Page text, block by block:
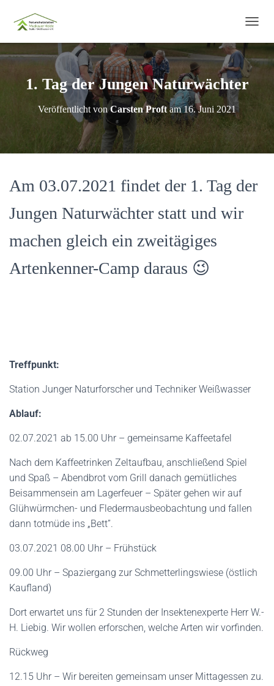
A
I
N
C
H
1. Tag der Jungen Naturwächter
Veröffentlicht vonCarsten Proftam16. Juni 2021
Am 03.07.2021 findet der 1. Tag der
Jungen Naturwächter statt und wir
machen gleich ein zweitägiges
Artenkenner-Camp daraus 😉
Treffpunkt:
Station Junger Naturforscher und Techniker Weißwasser
Ablauf:
02.07.2021 ab 15.00 Uhr – gemeinsame Kaffeetafel
Nach dem Kaffeetrinken Zeltaufbau, anschließend Spiel
und Spaß – Abendbrot vom Grill danach gemütliches
Beisammensein am Lagerfeuer – Später gehen wir auf
Glühwürmchen- und Fledermausbeobachtung und fallen
dann totmüde ins „Bett”.
03.07.2021 08.00 Uhr – Frühstück
09.00 Uhr – Spaziergang zur Schmetterlingswiese (östlich
Kaufland)
Dort erwartet uns für 2 Stunden der Insektenexperte Herr W.-
H. Liebig. Wir wollen erforschen, welche Arten wir vorfinden.
Rückweg
12.15 Uhr – Wir bereiten gemeinsam unser Mittagessen zu.